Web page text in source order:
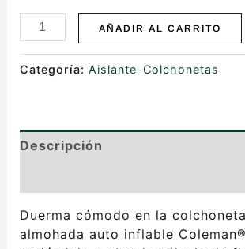
AÑADIR AL CARRITO
Categoría: Aislante-Colchonetas
Descripción
Duerma cómodo en la
almohada auto inflable